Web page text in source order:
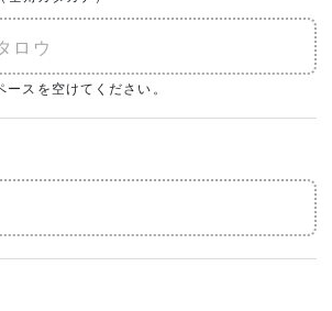
スを空けてください。